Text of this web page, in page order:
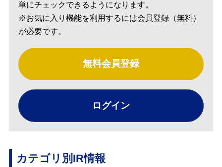
単にチェックできるようになります。
※お気に入り機能を利用するには会員登録（無料）
が必要です。
無料会員登録
ログイン
カテゴリ別IR情報